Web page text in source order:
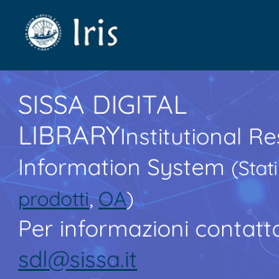
SISSA DIGITAL
LIBRARYInstitutional
Information System
prodotti,OA)
Per informazioni
sdl@sissa.it